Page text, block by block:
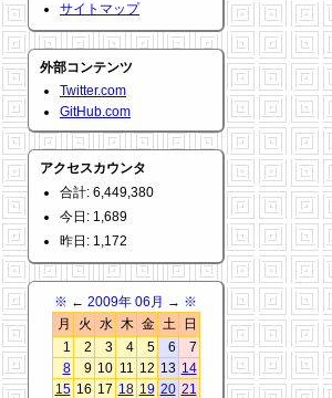
サイトマップ
外部コンテンツ
Twitter.com
GitHub.com
アクセスカウンタ
合計: 6,449,380
今日: 1,689
昨日: 1,172
※ ← 2009年 06月 → ※
月
火 水 木 金 土
日
1
2 3 4 5 6
7
8
9 10 11 12 13 14
15 16 17 18 19 20 21